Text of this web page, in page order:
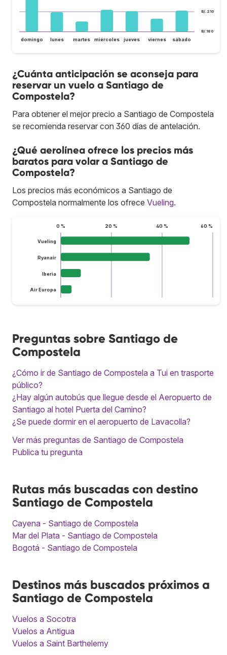
B/.180
B/.210
domingo lunes martes miércoles jueves viernes sábado
¿Cuánta anticipación se aconseja para
reservar un vuelo a Santiago de
Compostela?
Para obtener el mejor precio a Santiago de Compostela
se recomienda reservar con 360 días de antelación.
¿Qué aerolínea ofrece los precios más
baratos para volar a Santiago de
Compostela?
Los precios más económicos a Santiago de
Compostela normalmente los ofrece Vueling.
0 % 20 % 40 % 60 %
Vueling
Ryanair
Iberia
Air Europa
Preguntas sobre Santiago de
Compostela
¿Cómo ir de Santiago de Compostela a Tui en trasporte
público?
¿Hay algún autobús que llegue desde el Aeropuerto de
Santiago al hotel Puerta del Camino?
¿Se puede dormir en el aeropuerto de Lavacolla?
Ver más preguntas de Santiago de Compostela
Publica tu pregunta
Rutas más buscadas con destino
Santiago de Compostela
Cayena - Santiago de Compostela
Mar del Plata - Santiago de Compostela
Bogotá - Santiago de Compostela
Destinos más buscados próximos a
Santiago de Compostela
Vuelos a Socotra
Vuelos a Antigua
Vuelos a Saint Barthelemy